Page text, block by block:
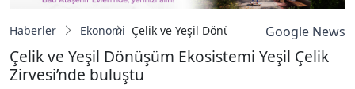
Haberler Ekonomi Çelik ve Yeşil Dönüşüm Ekosistemi Yeşil
Google News
Çelik ve Yeşil Dönüşüm Ekosistemi Yeşil Çelik
Zirvesi’nde buluştu